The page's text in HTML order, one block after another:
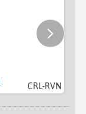
CRL-RVN